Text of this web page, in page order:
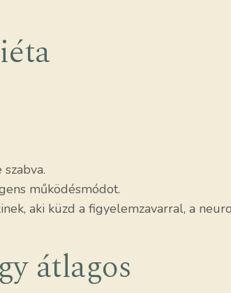
működésmódot.
aki küzd a figyelemzavarral, a
átlagos